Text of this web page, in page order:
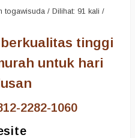
togawisuda / Dilihat: 91 kali /
tinggi
untuk hari
2282-1060